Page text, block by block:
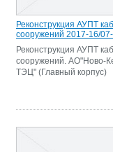
Реконструкция АУПТ
сооружений 2017-16/
Реконструкция АУПТ
сооружений. АО"Ново-
ТЭЦ" (Главный корпус)